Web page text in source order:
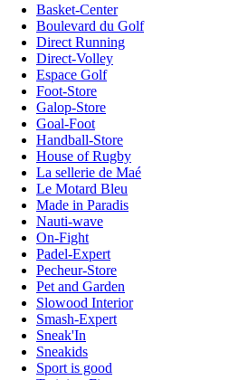
Basket-Center
Boulevard du Golf
Direct Running
Direct-Volley
Espace Golf
Foot-Store
Galop-Store
Goal-Foot
Handball-Store
House of Rugby
La sellerie de Maé
Le Motard Bleu
Made in Paradis
Nauti-wave
On-Fight
Padel-Expert
Pecheur-Store
Pet and Garden
Slowood Interior
Smash-Expert
Sneak'In
Sneakids
Sport is good